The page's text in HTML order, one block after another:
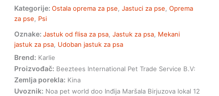
Kategorije: Ostala oprema za pse ,Jastuci za pse ,Oprema
za pse
Psi
Oznake: Jastuk od flisa za psa ,Jastuk za psa Mekani
jastuk za psa Udoban jastuk za psa
Brend: Karlie
Proizvođač: Beeztees International Pet Trade Service B.V:
Zemlja porekla: Kina
Uvoznik: Noa pet world doo Inđija Maršala Birjuzova lokal 12